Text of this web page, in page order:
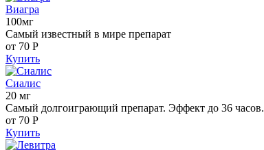
Виагра
100мг
Самый известный в мире препарат
от 70 Р
Купить
Сиалис
20 мг
Самый долгоиграющий препарат. Эффект до 36 часов.
от 70 Р
Купить